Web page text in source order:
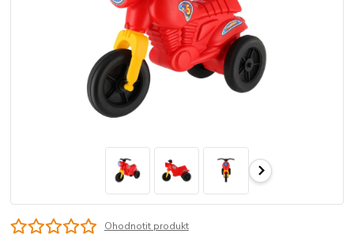
Ohodnotit produkt